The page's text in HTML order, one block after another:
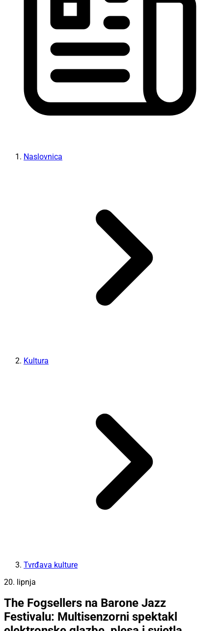
Naslovnica
Kultura
Tvrđava kulture
20. lipnja
The Fogsellers na Barone Jazz
Festivalu: Multisenzorni spektakl